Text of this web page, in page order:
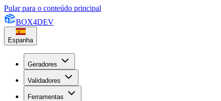
Pular para o conteúdo principal
BOX4DEV
Espanha
Geradores
Validadores
Ferramentas